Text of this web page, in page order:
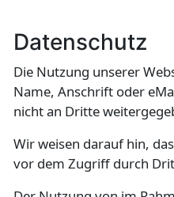
Datenschutz
Die Nutzung unserer
Name, Anschrift oder
nicht an Dritte
Wir weisen darauf hin,
vor dem Zugriff durch